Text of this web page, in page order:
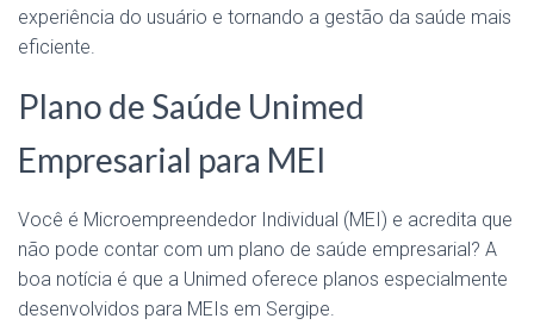
experiência do usuário e tornando a gestão da saúde mais
eficiente.
Plano de Saúde Unimed
Empresarial para MEI
Você é Microempreendedor Individual (MEI) e acredita que
não pode contar com um plano de saúde empresarial? A
boa notícia é que a Unimed oferece planos especialmente
desenvolvidos para MEIs em Sergipe.